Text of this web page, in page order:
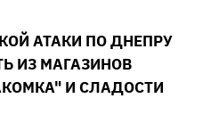
АТАКИ ПО ДНЕПРУ
ИЗ МАГАЗИНОВ
И СЛАДОСТИ